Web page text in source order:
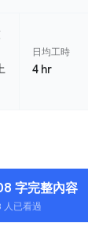
日均工時
4 hr
字完整內容
人已看過